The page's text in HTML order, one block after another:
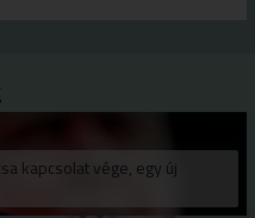
kapcsolat vége, egy új